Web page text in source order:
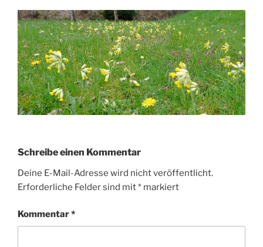
Schreibe einen Kommentar
Deine E-Mail-Adresse wird nicht veröffentlicht.
Erforderliche Felder sind mit* markiert
Kommentar*